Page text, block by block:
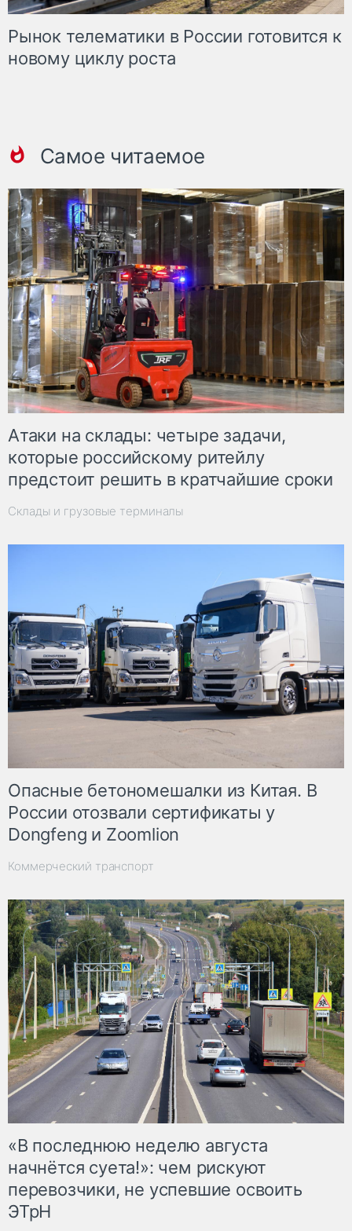
Рынок телематики в России готовится к
новому циклу роста
Самое читаемое
Атаки на склады: четыре задачи,
которые российскому ритейлу
предстоит решить в кратчайшие сроки
Склады и грузовые терминалы
Опасные бетономешалки из Китая. В
России отозвали сертификаты у
Dongfeng и Zoomlion
Коммерческий транспорт
«В последнюю неделю августа
начнётся суета!»: чем рискуют
перевозчики, не успевшие освоить
ЭТрН